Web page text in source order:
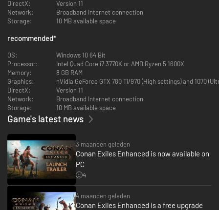
12 nieuwe Nemediaanse wapens, waaronder een schild.
Dezelfde kracht als ijzeren wapens, met van elk wapen een
legendarische versie voor het einde van het spel.
Bewerk ze op de nieuwe ambachtelijke, Nemediaanse werktafel.
Rust je paard uit met een licht, gemiddeld of zwaar zadel.
Alle nieuwe content uit het People of the Dragon-pack is exclusief
verkrijgbaar in deze DLC. Het pack introduceert een hoop nieuwe
visuele opties, maar geeft je qua kracht geen voordelen in de game.
Alle nieuwe voorwerpen hebben vergelijkbare eigenschappen als
bestaande voorwerpen.
DirectX:
Version 11
Network:
Broadband Internet connection
Storage:
10 MB available space
recommended*
OS:
Windows 10 64 Bit
Processor:
Intel Quad Core i7 3770K or AMD Ryzen 5 1600X
Memory:
8 GB RAM
Graphics:
nVidia GeForce GTX 780 Ti/970 (High settings) and 1070
DirectX:
Version 11
Network:
Broadband Internet connection
Storage:
10 MB available space
Game's latest news
3 maanden geleden
Conan Exiles Enhanced is now available on
PC
4
4 maanden geleden
Conan Exiles Enhanced is a free upgrade